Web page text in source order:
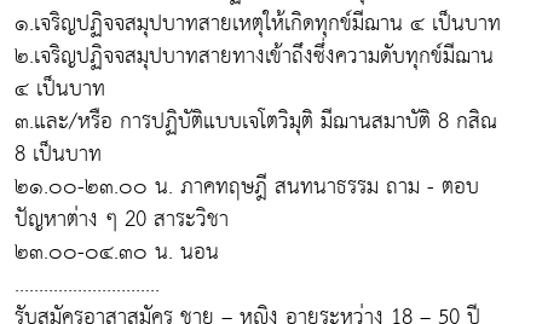
๑.เจริญปฏิจจสมุปบาทสายเหตุให้เกิดทุกข์มีฌาน ๔ เป็นบาท
๒.เจริญปฏิจจสมุปบาทสายทางเข้าถึงซึ่งความดับทุกข์มีฌาน
๔ เป็นบาท
๓.และ/หรือ การปฏิบัติแบบเจโตวิมุติ มีฌานสมาบัติ 8 กสิณ
8 เป็นบาท
๒๑.๐๐-๒๓.๐๐ น. ภาคทฤษฎี สนทนาธรรม ถาม - ตอบ
ปัญหาต่าง ๆ 20 สาระวิชา
๒๓.๐๐-๐๔.๓๐ น. นอน
..............................